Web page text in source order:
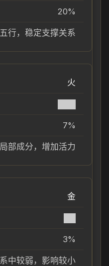
20%
行，稳定支撑关系
火
7%
部成分，增加活力
金
3%
中较弱，影响较小